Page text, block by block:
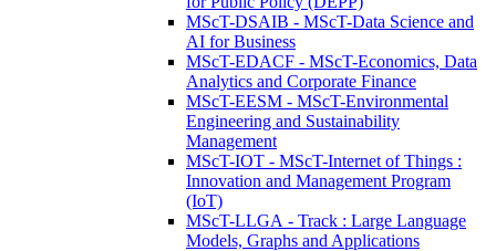
MScT-DSAIB - MScT-Data Science and
AI for Business
MScT-EDACF - MScT-Economics, Data
Analytics and Corporate Finance
MScT-EESM - MScT-Environmental
Engineering and Sustainability
Management
MScT-IOT - MScT-Internet of Things :
Innovation and Management Program
(IoT)
MScT-LLGA - Track : Large Language
Models, Graphs and Applications